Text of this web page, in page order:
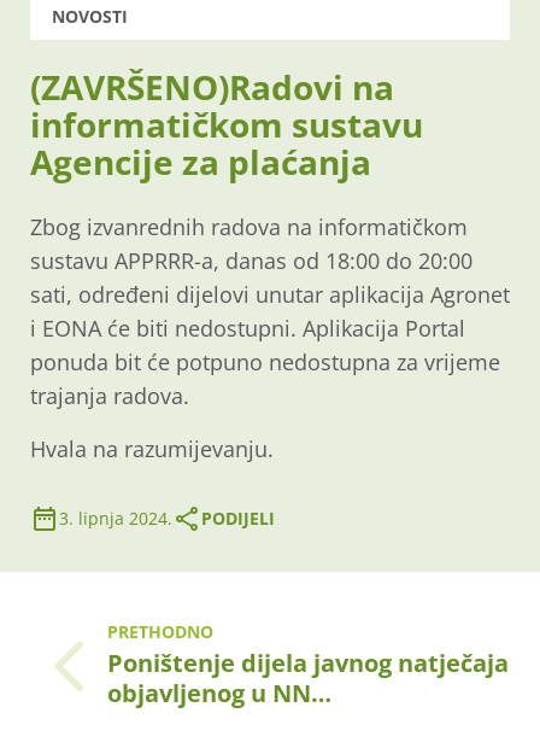
NOVOSTI
(ZAVRŠENO)Radovi na
informatičkom sustavu
Agencije za plaćanja
Zbog izvanrednih radova na informatičkom
sustavu APPRRR-a, danas od 18:00 do 20:00
sati, određeni dijelovi unutar aplikacija Agronet
i EONA će biti nedostupni. Aplikacija Portal
ponuda bit će potpuno nedostupna za vrijeme
trajanja radova.
Hvala na razumijevanju.
3. lipnja 2024. PODIJELI
PRETHODNO
Poništenje dijela javnog natječaja
objavljenog u NN…